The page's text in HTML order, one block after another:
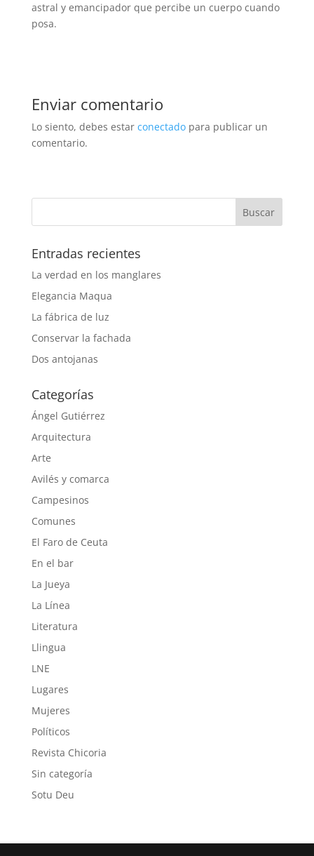
astral y emancipador que percibe un cuerpo cuando
posa.
Enviar comentario
Lo siento, debes estar conectadopara publicar un
comentario.
Entradas recientes
La verdad en los manglares
Elegancia Maqua
La fábrica de luz
Conservar la fachada
Dos antojanas
Categorías
Ángel Gutiérrez
Arquitectura
Arte
Avilés y comarca
Campesinos
Comunes
El Faro de Ceuta
En el bar
La Jueya
La Línea
Literatura
Llingua
LNE
Lugares
Mujeres
Políticos
Revista Chicoria
Sin categoría
Sotu Deu